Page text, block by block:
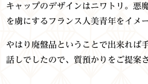
キャップのデザインはニワトリ。悪
を虜にするフランス人美青年をイメ
やはり廃盤品ということで出来れば
話しでしたので、質預かりをご提案